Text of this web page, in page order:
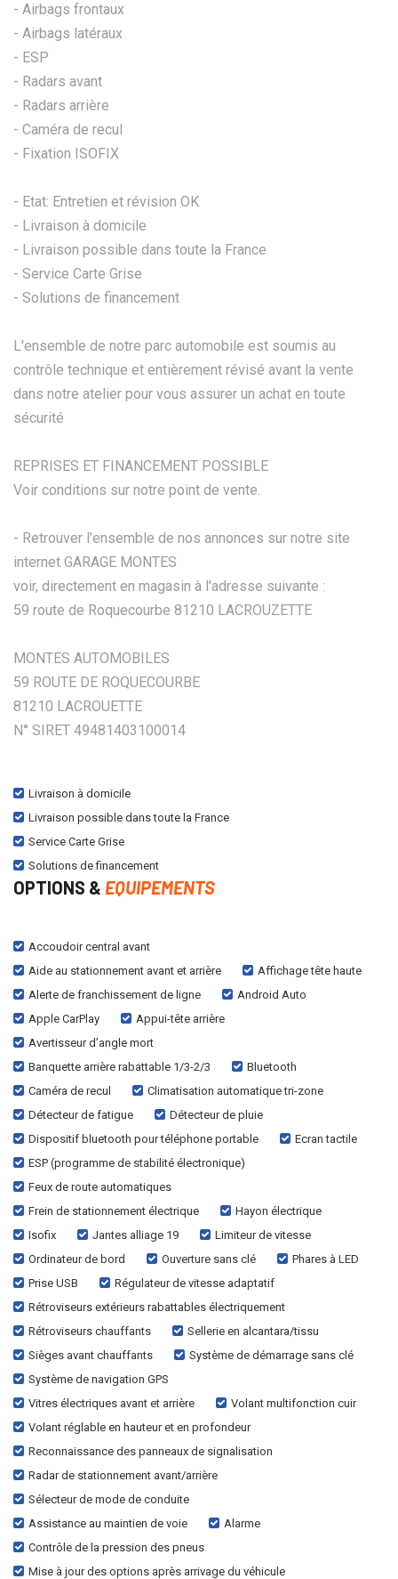
- Airbags frontaux
- Airbags latéraux
- ESP
- Radars avant
- Radars arrière
- Caméra de recul
- Fixation ISOFIX
- Etat: Entretien et révision OK
- Livraison à domicile
- Livraison possible dans toute la France
- Service Carte Grise
- Solutions de financement
L'ensemble de notre parc automobile est soumis au
contrôle technique et entièrement révisé avant la vente
dans notre atelier pour vous assurer un achat en toute
sécurité
REPRISES ET FINANCEMENT POSSIBLE
Voir conditions sur notre point de vente.
- Retrouver l’ensemble de nos annonces sur notre site
internet GARAGE MONTES
voir, directement en magasin à l'adresse suivante :
59 route de Roquecourbe 81210 LACROUZETTE
MONTES AUTOMOBILES
59 ROUTE DE ROQUECOURBE
81210 LACROUETTE
N° SIRET 49481403100014
Livraison à domicile
Livraison possible dans toute la France
Service Carte Grise
Solutions de financement
OPTIONS & EQUIPEMENTS
Accoudoir central avant
Aide au stationnement avant et arrière
Affichage tête haute
Alerte de franchissement de ligne
Android Auto
Apple CarPlay
Appui-tête arrière
Avertisseur d’angle mort
Banquette arrière rabattable 1/3-2/3
Bluetooth
Caméra de recul
Climatisation automatique tri-zone
Détecteur de fatigue
Détecteur de pluie
Dispositif bluetooth pour téléphone portable
Ecran tactile
ESP (programme de stabilité électronique)
Feux de route automatiques
Frein de stationnement électrique
Hayon électrique
Isofix
Jantes alliage 19
Limiteur de vitesse
Ordinateur de bord
Ouverture sans clé
Phares à LED
Prise USB
Régulateur de vitesse adaptatif
Rétroviseurs extérieurs rabattables électriquement
Rétroviseurs chauffants
Sellerie en alcantara/tissu
Sièges avant chauffants
Système de démarrage sans clé
Système de navigation GPS
Vitres électriques avant et arrière
Volant multifonction cuir
Volant réglable en hauteur et en profondeur
Reconnaissance des panneaux de signalisation
Radar de stationnement avant/arrière
Sélecteur de mode de conduite
Assistance au maintien de voie
Alarme
Contrôle de la pression des pneus
Mise à jour des options après arrivage du véhicule